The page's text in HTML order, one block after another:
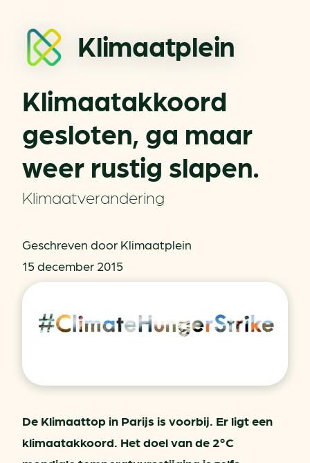
Klimaatplein
Klimaatakkoord
gesloten, ga maar
weer rustig slapen.
Klimaatverandering
Geschreven door Klimaatplein
15 december 2015
De Klimaattop in Parijs is voorbij. Er ligt een
klimaatakkoord. Het doel van de 2°C